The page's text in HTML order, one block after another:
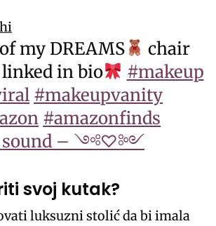
my DREAMS
chair
in bio
#makeup
#makeupvanity
#amazonfinds
sound – ༺♡༻
svoj kutak?
luksuzni stolić da bi imala